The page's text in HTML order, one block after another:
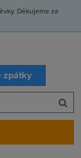
Děkujeme za
zpátky